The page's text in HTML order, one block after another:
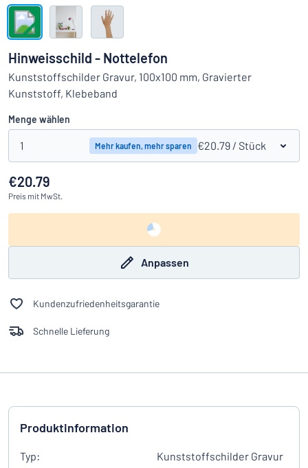
Das Gesuchte nicht gefunden? Schild hier entwerfen
Alle Kategorien anzeigen
Einloggen
Hinweisschild - Nottelefon
Kunststoffschilder Gravur, 100x100 mm, Gravierter
Kunststoff, Klebeband
Menge wählen
1 Mehr kaufen, mehr sparen €20.79 / Stück
€20.79
Preis mit MwSt.
Anpassen
Kundenzufriedenheitsgarantie
Schnelle Lieferung
Produktinformation
Typ:
Kunststoffschilder Gravur